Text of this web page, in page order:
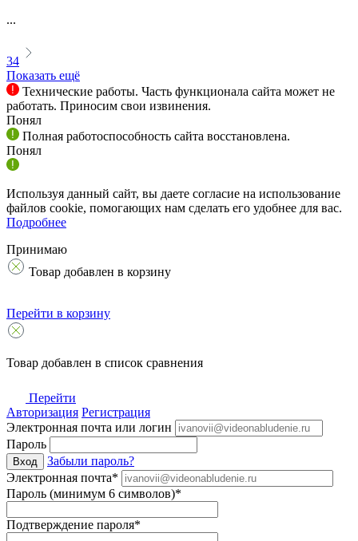
...
34
Показать ещё
Технические работы. Часть функционала сайта может не
работать. Приносим свои извинения.
Понял
Полная работоспособность сайта восстановлена.
Понял
Используя данный сайт, вы даете согласие на использование
файлов cookie, помогающих нам сделать его удобнее для вас.
Подробнее
Принимаю
Товар добавлен в корзину
Перейти в корзину
Товар добавлен в список сравнения
Перейти
Авторизация Регистрация
Электронная почта или логин
Пароль
Вход
Забыли пароль?
Электронная почта*
Пароль (минимум 6 символов)*
Подтверждение пароля*